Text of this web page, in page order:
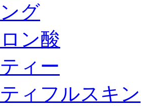
グ
ン酸
ィー
ィフルスキン